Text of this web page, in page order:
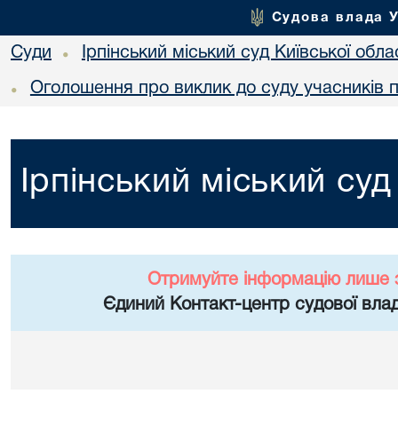
Судова влада
Суди • Ірпінський міський суд Київської
• Оголошення про виклик до суду учасників
Ірпінський міський
Отримуйте інформацію лише
Єдиний Контакт-центр судової